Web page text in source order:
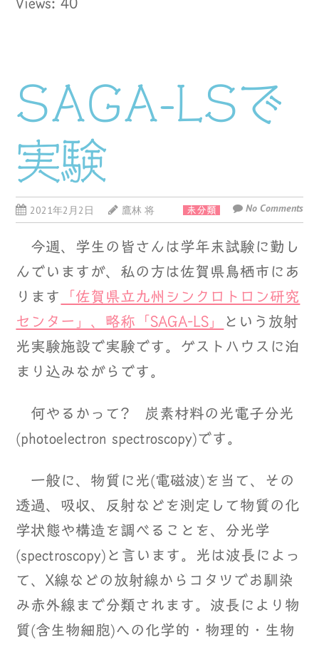
Views: 40
SAGA-LSで
実験
2021年2月2日 鷹林 将 未分類 No Comments
今週、学生の皆さんは学年末試験に勤し
んでいますが、私の方は佐賀県鳥栖市にあ
ります
「佐賀県立九州シンクロトロン研究
センター」、略称「SAGA-LS」
という放射
光実験施設で実験です。ゲストハウスに泊
まり込みながらです。
何やるかって? 炭素材料の光電子分光
(photoelectron spectroscopy)です。
一般に、物質に光(電磁波)を当て、その
透過、吸収、反射などを測定して物質の化
学状態や構造を調べることを、分光学
(spectroscopy)と言います。光は波長によっ
て、X線などの放射線からコタツでお馴染
み赤外線まで分類されます。波長により物
質(含生物細胞)への化学的・物理的・生物